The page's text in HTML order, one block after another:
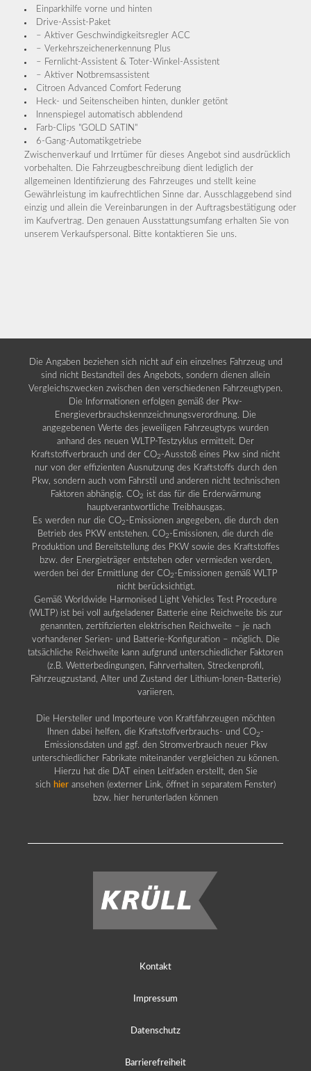
Einparkhilfe vorne und hinten
Drive-Assist-Paket
– Aktiver Geschwindigkeitsregler ACC
– Verkehrszeichenerkennung Plus
– Fernlicht-Assistent & Toter-Winkel-Assistent
– Aktiver Notbremsassistent
Citroen Advanced Comfort Federung
Heck- und Seitenscheiben hinten, dunkler getönt
Innenspiegel automatisch abblendend
Farb-Clips "GOLD SATIN"
6-Gang-Automatikgetriebe
Zwischenverkauf und Irrtümer für dieses Angebot sind ausdrücklich
vorbehalten. Die Fahrzeugbeschreibung dient lediglich der
allgemeinen Identifizierung des Fahrzeuges und stellt keine
Gewährleistung im kaufrechtlichen Sinne dar. Ausschlaggebend sind
einzig und allein die Vereinbarungen in der Auftragsbestätigung oder
im Kaufvertrag. Den genauen Ausstattungsumfang erhalten Sie von
unserem Verkaufspersonal. Bitte kontaktieren Sie uns.
Die Angaben beziehen sich nicht auf ein einzelnes Fahrzeug und
sind nicht Bestandteil des Angebots, sondern dienen allein
Vergleichszwecken zwischen den verschiedenen Fahrzeugtypen.
Die Informationen erfolgen gemäß der Pkw-
Energieverbrauchskennzeichnungsverordnung. Die
angegebenen Werte des jeweiligen Fahrzeugtyps wurden
anhand des neuen WLTP-Testzyklus ermittelt. Der
Kraftstoffverbrauch und der CO2 -Ausstoß eines Pkw sind nicht
nur von der effizienten Ausnutzung des Kraftstoffs durch den
Pkw, sondern auch vom Fahrstil und anderen nicht technischen
Faktoren abhängig. CO2 ist das für die Erderwärmung
hauptverantwortliche Treibhausgas.
Es werden nur die CO2 -Emissionen angegeben, die durch den
Betrieb des PKW entstehen. CO2 -Emissionen, die durch die
Produktion und Bereitstellung des PKW sowie des Kraftstoffes
bzw. der Energieträger entstehen oder vermieden werden,
werden bei der Ermittlung der CO2 -Emissionen gemäß WLTP
nicht berücksichtigt.
Gemäß Worldwide Harmonised Light Vehicles Test Procedure
(WLTP) ist bei voll aufgeladener Batterie eine Reichweite bis zur
genannten, zertifizierten elektrischen Reichweite – je nach
vorhandener Serien- und Batterie-Konfiguration – möglich. Die
tatsächliche Reichweite kann aufgrund unterschiedlicher Faktoren
(z.B. Wetterbedingungen, Fahrverhalten, Streckenprofil,
Fahrzeugzustand, Alter und Zustand der Lithium-Ionen-Batterie)
variieren.
Die Hersteller und Importeure von Kraftfahrzeugen möchten
Ihnen dabei helfen, die Kraftstoffverbrauchs- und CO2 -
Emissionsdaten und ggf. den Stromverbrauch neuer Pkw
unterschiedlicher Fabrikate miteinander vergleichen zu können.
Hierzu hat die DAT einen Leitfaden erstellt, den Sie
sich hier ansehen (externer Link, öffnet in separatem Fenster)
bzw. hier herunterladen können
Kontakt
Impressum
Datenschutz
Barrierefreiheit